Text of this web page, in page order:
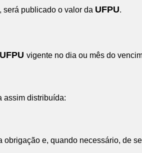
publicado o valor da UFPU.
UFPU vigente no dia ou mês do
assim distribuída:
e, quando necessário, de